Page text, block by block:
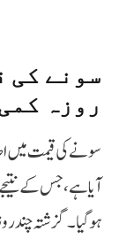
سونے کی
روزہ
سونے کی قیمت میں
آیا ہے، جس کے نتیجے
ہوگیا۔ گزشتہ چند